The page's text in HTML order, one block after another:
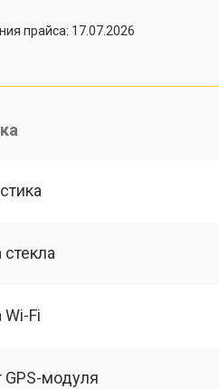
прайса: 17.07.2026
Fi
GPS-модуля